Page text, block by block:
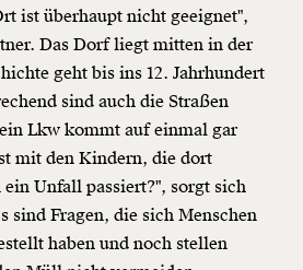
ist überhaupt nicht geeignet",
Das Dorf liegt mitten in der
geht bis ins 12. Jahrhundert
sind auch die Straßen
Lkw kommt auf einmal gar
mit den Kindern, die dort
ein Unfall passiert?", sorgt sich
sind Fragen, die sich Menschen
haben und noch stellen